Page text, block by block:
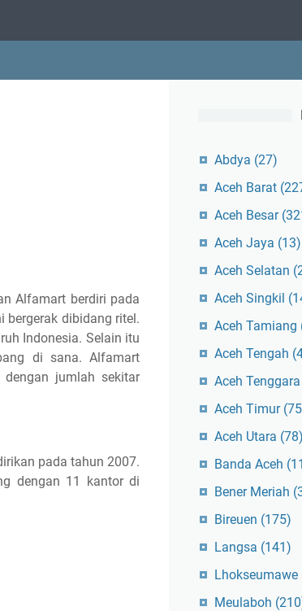
Alfamart berdiri pada
bergerak dibidang ritel.
Indonesia. Selain itu
di sana. Alfamart
jumlah sekitar
pada tahun 2007.
dengan 11 kantor di
Abdya (27)
Aceh Barat
Aceh Besar
Aceh Jaya (13)
Aceh Selatan
Aceh Singkil
Aceh Tamiang
Aceh Tengah
Aceh Tenggara
Aceh Timur
Aceh Utara (78)
Banda Aceh
Bener Meriah
Bireuen (175)
Langsa (141)
Lhokseumawe
Meulaboh